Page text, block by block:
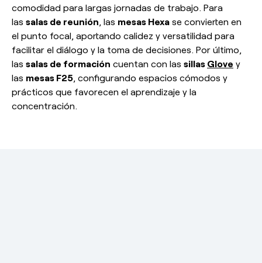
comodidad para largas jornadas de trabajo. Para
las salas de reunión , las mesas Hexa se convierten en
el punto focal, aportando calidez y versatilidad para
facilitar el diálogo y la toma de decisiones. Por último,
las salas de formación cuentan con las sillas Glove y
las mesas F25 , configurando espacios cómodos y
prácticos que favorecen el aprendizaje y la
concentración.